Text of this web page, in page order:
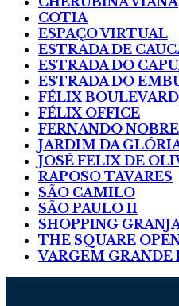
COTIA
ESPAÇO VIRTUAL
ESTRADA DE
ESTRADA DO
ESTRADA DO
FÉLIX BOULEVARD
FÉLIX OFFICE
FERNANDO NOBRE
JARDIM DA
JOSÉ FELIX DE
RAPOSO TAVARES
SÃO CAMILO
SÃO PAULO II
SHOPPING
THE SQUARE
VARGEM GRANDE